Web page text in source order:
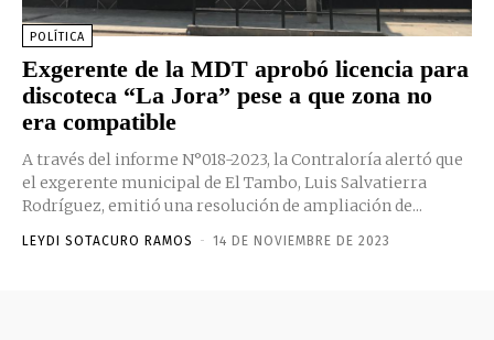
POLÍTICA
Exgerente de la MDT aprobó licencia para
discoteca “La Jora” pese a que zona no
era compatible
A través del informe N°018-2023, la Contraloría alertó que
el exgerente municipal de El Tambo, Luis Salvatierra
Rodríguez, emitió una resolución de ampliación de...
LEYDI SOTACURO RAMOS - 14 DE NOVIEMBRE DE 2023